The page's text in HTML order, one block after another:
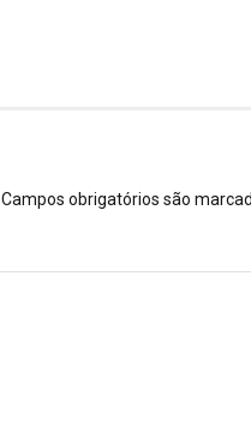
Campos obrigatórios são